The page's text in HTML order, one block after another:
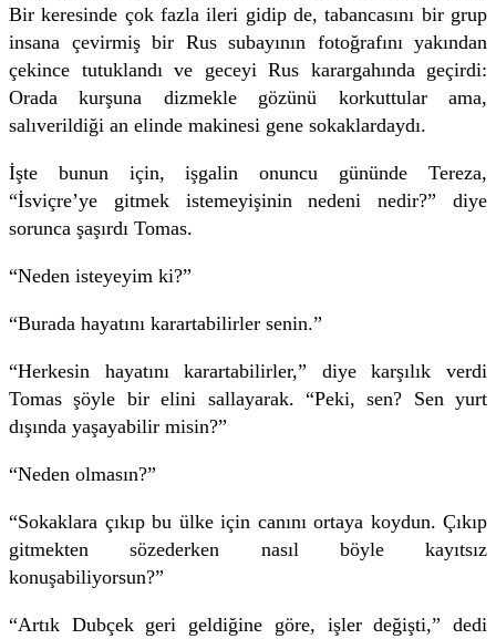
Bir keresinde çok fazla ileri gidip de, tabancasını bir grup
insana çevirmiş bir Rus subayının fotoğrafını yakından
çekince tutuklandı ve geceyi Rus karargahında geçirdi:
Orada kurşuna dizmekle gözünü korkuttular ama,
salıverildiği an elinde makinesi gene sokaklardaydı.
İşte bunun için, işgalin onuncu gününde Tereza,
“İsviçre’ye gitmek istemeyişinin nedeni nedir?” diye
sorunca şaşırdı Tomas.
“Neden isteyeyim ki?”
“Burada hayatını karartabilirler senin.”
“Herkesin hayatını karartabilirler,” diye karşılık verdi
Tomas şöyle bir elini sallayarak. “Peki, sen? Sen yurt
dışında yaşayabilir misin?”
“Neden olmasın?”
“Sokaklara çıkıp bu ülke için canını ortaya koydun. Çıkıp
gitmekten sözederken nasıl böyle kayıtsız
konuşabiliyorsun?”
“Artık Dubçek geri geldiğine göre, işler değişti,” dedi